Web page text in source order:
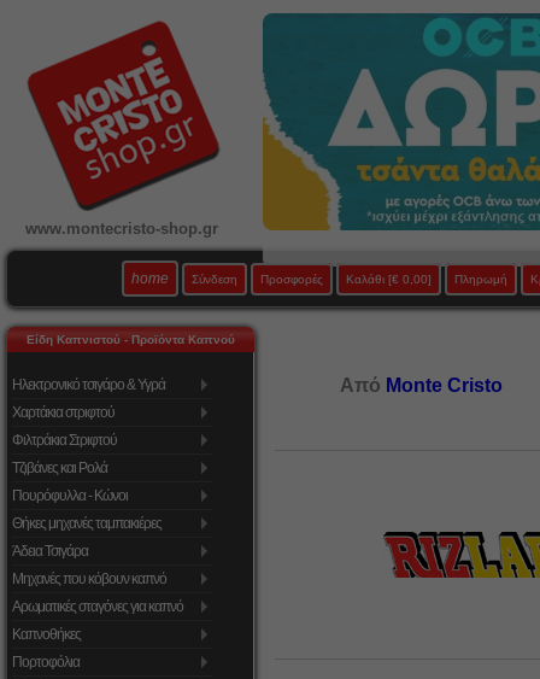
www.montecristo-shop.gr
home Σύνδεση Προσφορές Καλάθι [€ 0,00] Πληρωμή
Είδη Καπνιστού - Προϊόντα Καπνού
Ηλεκτρονικό τσιγάρο & Υγρά
Χαρτάκια στριφτού
Φιλτράκια Στριφτού
Τζιβάνες και Ρολά
Πουρόφυλλα - Κώνοι
Θήκες μηχανές ταμπακιέρες
Άδεια Τσιγάρα
Μηχανές που κόβουν καπνό
Αρωματικές σταγόνες για καπνό
Καπνοθήκες
Πορτοφόλια
Από Monte Cristo